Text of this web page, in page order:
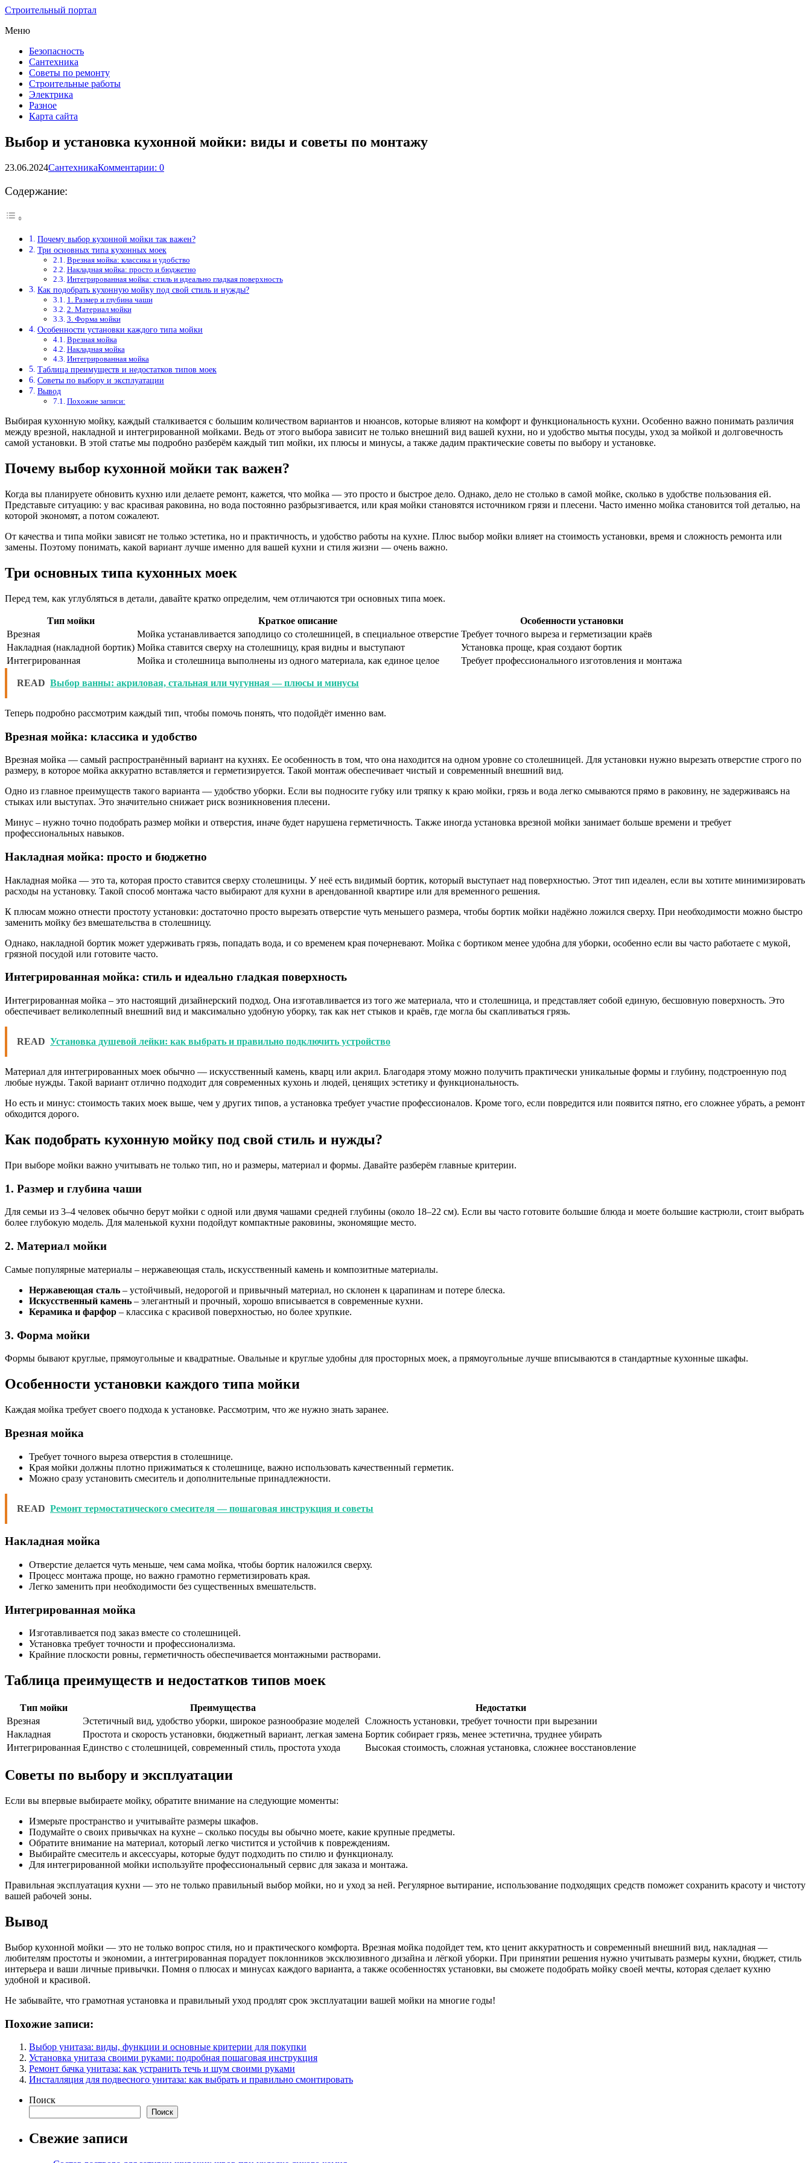
Строительный портал
Меню
Безопасность
Сантехника
Советы по ремонту
Строительные работы
Электрика
Разное
Карта сайта
Выбор и установка кухонной мойки: виды и советы по монтажу
23.06.2024СантехникаКомментарии: 0
Содержание:
Почему выбор кухонной мойки так важен?
Три основных типа кухонных моек
Врезная мойка: классика и удобство
Накладная мойка: просто и бюджетно
Интегрированная мойка: стиль и идеально гладкая поверхность
Как подобрать кухонную мойку под свой стиль и нужды?
1. Размер и глубина чаши
2. Материал мойки
3. Форма мойки
Особенности установки каждого типа мойки
Врезная мойка
Накладная мойка
Интегрированная мойка
Таблица преимуществ и недостатков типов моек
Советы по выбору и эксплуатации
Вывод
Похожие записи:
Выбирая кухонную мойку, каждый сталкивается с большим количеством вариантов и нюансов, которые влияют на комфорт и функциональность кухни. Особенно важно понимать различия
между врезной, накладной и интегрированной мойками. Ведь от этого выбора зависит не только внешний вид вашей кухни, но и удобство мытья посуды, уход за мойкой и долговечность
самой установки. В этой статье мы подробно разберём каждый тип мойки, их плюсы и минусы, а также дадим практические советы по выбору и установке.
Почему выбор кухонной мойки так важен?
Когда вы планируете обновить кухню или делаете ремонт, кажется, что мойка — это просто и быстрое дело. Однако, дело не столько в самой мойке, сколько в удобстве пользования ей.
Представьте ситуацию: у вас красивая раковина, но вода постоянно разбрызгивается, или края мойки становятся источником грязи и плесени. Часто именно мойка становится той деталью, на
которой экономят, а потом сожалеют.
От качества и типа мойки зависят не только эстетика, но и практичность, и удобство работы на кухне. Плюс выбор мойки влияет на стоимость установки, время и сложность ремонта или
замены. Поэтому понимать, какой вариант лучше именно для вашей кухни и стиля жизни — очень важно.
Три основных типа кухонных моек
Перед тем, как углубляться в детали, давайте кратко определим, чем отличаются три основных типа моек.
Тип мойки Краткое описание
Особенности установки
Врезная
Мойка устанавливается заподлицо со столешницей, в специальное отверстие Требует точного выреза и герметизации краёв
Накладная (накладной бортик) Мойка ставится сверху на столешницу, края видны и выступают
Установка проще, края создают бортик
Интегрированная
Мойка и столешница выполнены из одного материала, как единое целое Требует профессионального изготовления и монтажа
READ Выбор ванны: акриловая, стальная или чугунная — плюсы и минусы
Теперь подробно рассмотрим каждый тип, чтобы помочь понять, что подойдёт именно вам.
Врезная мойка: классика и удобство
Врезная мойка — самый распространённый вариант на кухнях. Ее особенность в том, что она находится на одном уровне со столешницей. Для установки нужно вырезать отверстие строго по
размеру, в которое мойка аккуратно вставляется и герметизируется. Такой монтаж обеспечивает чистый и современный внешний вид.
Одно из главное преимуществ такого варианта — удобство уборки. Если вы подносите губку или тряпку к краю мойки, грязь и вода легко смываются прямо в раковину, не задерживаясь на
стыках или выступах. Это значительно снижает риск возникновения плесени.
Минус – нужно точно подобрать размер мойки и отверстия, иначе будет нарушена герметичность. Также иногда установка врезной мойки занимает больше времени и требует
профессиональных навыков.
Накладная мойка: просто и бюджетно
Накладная мойка — это та, которая просто ставится сверху столешницы. У неё есть видимый бортик, который выступает над поверхностью. Этот тип идеален, если вы хотите минимизировать
расходы на установку. Такой способ монтажа часто выбирают для кухни в арендованной квартире или для временного решения.
К плюсам можно отнести простоту установки: достаточно просто вырезать отверстие чуть меньшего размера, чтобы бортик мойки надёжно ложился сверху. При необходимости можно быстро
заменить мойку без вмешательства в столешницу.
Однако, накладной бортик может удерживать грязь, попадать вода, и со временем края почерневают. Мойка с бортиком менее удобна для уборки, особенно если вы часто работаете с мукой,
грязной посудой или готовите часто.
Интегрированная мойка: стиль и идеально гладкая поверхность
Интегрированная мойка – это настоящий дизайнерский подход. Она изготавливается из того же материала, что и столешница, и представляет собой единую, бесшовную поверхность. Это
обеспечивает великолепный внешний вид и максимально удобную уборку, так как нет стыков и краёв, где могла бы скапливаться грязь.
READ Установка душевой лейки: как выбрать и правильно подключить устройство
Материал для интегрированных моек обычно — искусственный камень, кварц или акрил. Благодаря этому можно получить практически уникальные формы и глубину, подстроенную под
любые нужды. Такой вариант отлично подходит для современных кухонь и людей, ценящих эстетику и функциональность.
Но есть и минус: стоимость таких моек выше, чем у других типов, а установка требует участие профессионалов. Кроме того, если повредится или появится пятно, его сложнее убрать, а ремонт
обходится дорого.
Как подобрать кухонную мойку под свой стиль и нужды?
При выборе мойки важно учитывать не только тип, но и размеры, материал и формы. Давайте разберём главные критерии.
1. Размер и глубина чаши
Для семьи из 3–4 человек обычно берут мойки с одной или двумя чашами средней глубины (около 18–22 см). Если вы часто готовите большие блюда и моете большие кастрюли, стоит выбрать
более глубокую модель. Для маленькой кухни подойдут компактные раковины, экономящие место.
2. Материал мойки
Самые популярные материалы – нержавеющая сталь, искусственный камень и композитные материалы.
Нержавеющая сталь – устойчивый, недорогой и привычный материал, но склонен к царапинам и потере блеска.
Искусственный камень – элегантный и прочный, хорошо вписывается в современные кухни.
Керамика и фарфор – классика с красивой поверхностью, но более хрупкие.
3. Форма мойки
Формы бывают круглые, прямоугольные и квадратные. Овальные и круглые удобны для просторных моек, а прямоугольные лучше вписываются в стандартные кухонные шкафы.
Особенности установки каждого типа мойки
Каждая мойка требует своего подхода к установке. Рассмотрим, что же нужно знать заранее.
Врезная мойка
Требует точного выреза отверстия в столешнице.
Края мойки должны плотно прижиматься к столешнице, важно использовать качественный герметик.
Можно сразу установить смеситель и дополнительные принадлежности.
READ Ремонт термостатического смесителя — пошаговая инструкция и советы
Накладная мойка
Отверстие делается чуть меньше, чем сама мойка, чтобы бортик наложился сверху.
Процесс монтажа проще, но важно грамотно герметизировать края.
Легко заменить при необходимости без существенных вмешательств.
Интегрированная мойка
Изготавливается под заказ вместе со столешницей.
Установка требует точности и профессионализма.
Крайние плоскости ровны, герметичность обеспечивается монтажными растворами.
Таблица преимуществ и недостатков типов моек
Тип мойки Преимущества
Недостатки
Врезная
Эстетичный вид, удобство уборки, широкое разнообразие моделей Сложность установки, требует точности при вырезании
Накладная
Простота и скорость установки, бюджетный вариант, легкая замена Бортик собирает грязь, менее эстетична, труднее убирать
Интегрированная Единство с столешницей, современный стиль, простота ухода Высокая стоимость, сложная установка, сложнее восстановление
Советы по выбору и эксплуатации
Если вы впервые выбираете мойку, обратите внимание на следующие моменты:
Измерьте пространство и учитывайте размеры шкафов.
Подумайте о своих привычках на кухне – сколько посуды вы обычно моете, какие крупные предметы.
Обратите внимание на материал, который легко чистится и устойчив к повреждениям.
Выбирайте смеситель и аксессуары, которые будут подходить по стилю и функционалу.
Для интегрированной мойки используйте профессиональный сервис для заказа и монтажа.
Правильная эксплуатация кухни — это не только правильный выбор мойки, но и уход за ней. Регулярное вытирание, использование подходящих средств поможет сохранить красоту и чистоту
вашей рабочей зоны.
Вывод
Выбор кухонной мойки — это не только вопрос стиля, но и практического комфорта. Врезная мойка подойдет тем, кто ценит аккуратность и современный внешний вид, накладная —
любителям простоты и экономии, а интегрированная порадует поклонников эксклюзивного дизайна и лёгкой уборки. При принятии решения нужно учитывать размеры кухни, бюджет, стиль
интерьера и ваши личные привычки. Помня о плюсах и минусах каждого варианта, а также особенностях установки, вы сможете подобрать мойку своей мечты, которая сделает кухню
удобной и красивой.
Не забывайте, что грамотная установка и правильный уход продлят срок эксплуатации вашей мойки на многие годы!
Похожие записи:
Выбор унитаза: виды, функции и основные критерии для покупки
Установка унитаза своими руками: подробная пошаговая инструкция
Ремонт бачка унитаза: как устранить течь и шум своими руками
Инсталляция для подвесного унитаза: как выбрать и правильно смонтировать
Поиск
Поиск
Свежие записи